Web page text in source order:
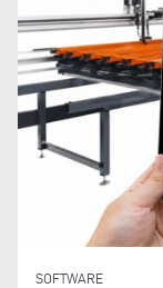
SOFTWARE